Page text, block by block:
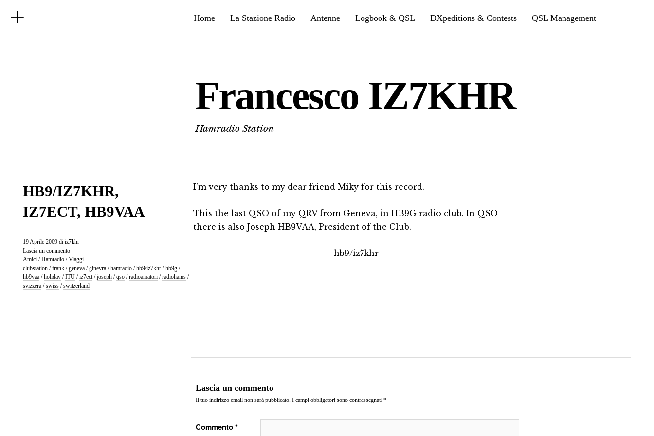
Home La Stazione Radio Antenne Logbook & QSL DXpeditions & Contests QSL Management
Francesco IZ7KHR
Hamradio Station
HB9/IZ7KHR,
IZ7ECT, HB9VAA
19 Aprile 2009 di iz7khr
Lascia un commento
Amici /Hamradio /Viaggi
clubstation /frank /geneva /ginevra /hamradio /hb9/iz7khr /hb9g /
hb9vaa /holiday /ITU /iz7ect/joseph /qso /radioamatori /radiohams /
svizzera /swiss /switzerland
I’m very thanks to my dear friend Miky for this record.
This the last QSO of my QRV from Geneva, in HB9G radio club. In QSO
there is also Joseph HB9VAA, President of the Club.
hb9/iz7khr
Lascia un commento
Il tuo indirizzo email non sarà pubblicato. I campi obbligatori sono contrassegnati *
Commento*